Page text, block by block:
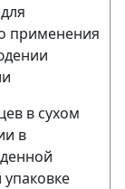
применения
в сухом
в
упаковке